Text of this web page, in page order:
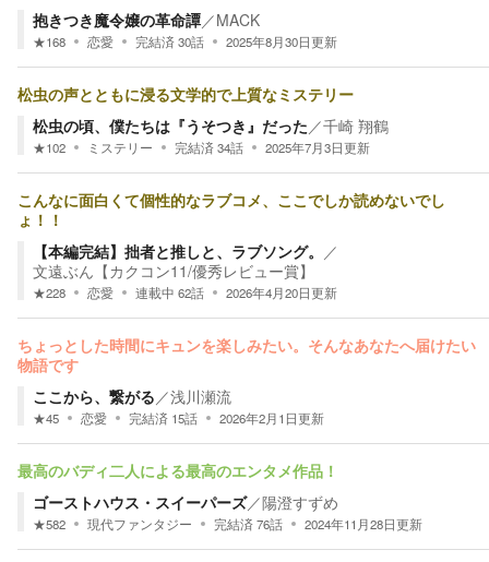
抱きつき魔令嬢の革命譚／MACK
★168 恋愛 完結済30話 2025年8月30日更新
松虫の声とともに浸る文学的で上質なミステリー
松虫の頃、僕たちは『うそつき』だった／千崎 翔鶴
★102 ミステリー 完結済34話 2025年7月3日更新
こんなに面白くて個性的なラブコメ、ここでしか読めないでし
ょ！！
【本編完結】拙者と推しと、ラブソング。 ／
文遠ぶん【カクコン11/優秀レビュー賞】
★228 恋愛 連載中 62話 2026年4月20日更新
ちょっとした時間にキュンを楽しみたい。そんなあなたへ届けたい
物語です
ここから、繋がる／浅川瀬流
★45 恋愛 完結済 15話 2026年2月1日更新
最高のバディ二人による最高のエンタメ作品！
ゴーストハウス・スイーパーズ／陽澄すずめ
★582 現代ファンタジー 完結済76話 2024年11月28日更新